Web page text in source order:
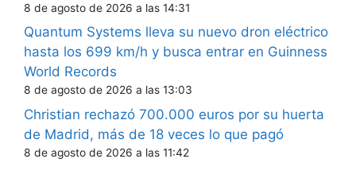
8 de agosto de 2026 a las 14:31
Quantum Systems lleva su nuevo dron eléctrico
hasta los 699 km/h y busca entrar en Guinness
World Records
8 de agosto de 2026 a las 13:03
Christian rechazó 700.000 euros por su huerta
de Madrid, más de 18 veces lo que pagó
8 de agosto de 2026 a las 11:42